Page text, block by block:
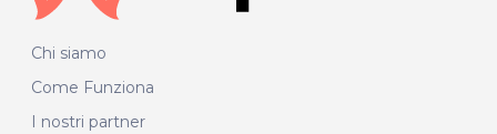
Chi siamo
Come Funziona
I nostri partner